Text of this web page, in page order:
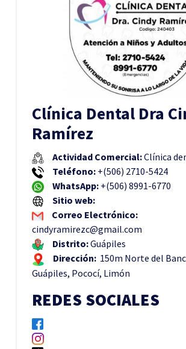
Clínica Dental Dra
Ramírez
Actividad Comercial:Clínica
Teléfono: +(506) 2710-5424
WhatsApp: +(506) 8991-6770
Sitio web:
Correo Electrónico:
cindyramirezc@gmail.com
Distrito:Guápiles
Dirección: 150m Norte del
Guápiles, Pococí, Limón
REDES SOCIALES